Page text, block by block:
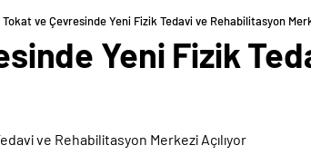
Tokat ve Çevresinde Yeni Fizik Tedavi ve Rehabilitasyon
Yeni Fizik